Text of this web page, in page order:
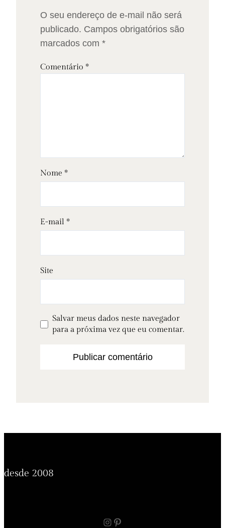
O seu endereço de e-mail não será
publicado. Campos obrigatórios são
marcados com *
Comentário *
Nome *
E-mail *
Site
Salvar meus dados neste navegador
para a próxima vez que eu comentar.
desde 2008
Instagram Pinterest